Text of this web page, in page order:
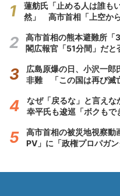
蓮舫氏「止める人は誰も
然」 高市首相「上空か
高市首相の熊本避難所
閣広報官「51分間」だと
広島原爆の日、小沢一郎
非難 「この国は再び滅
なぜ「戻るな」と言え
幸平氏も逡巡「ボクもで
高市首相の被災地視察
PV」に「政権プロパガ